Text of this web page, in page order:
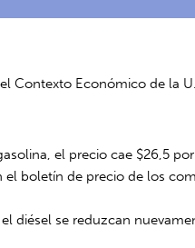
Contexto Económico de la
el precio cae $26,5
boletín de precio de los
diésel se reduzcan